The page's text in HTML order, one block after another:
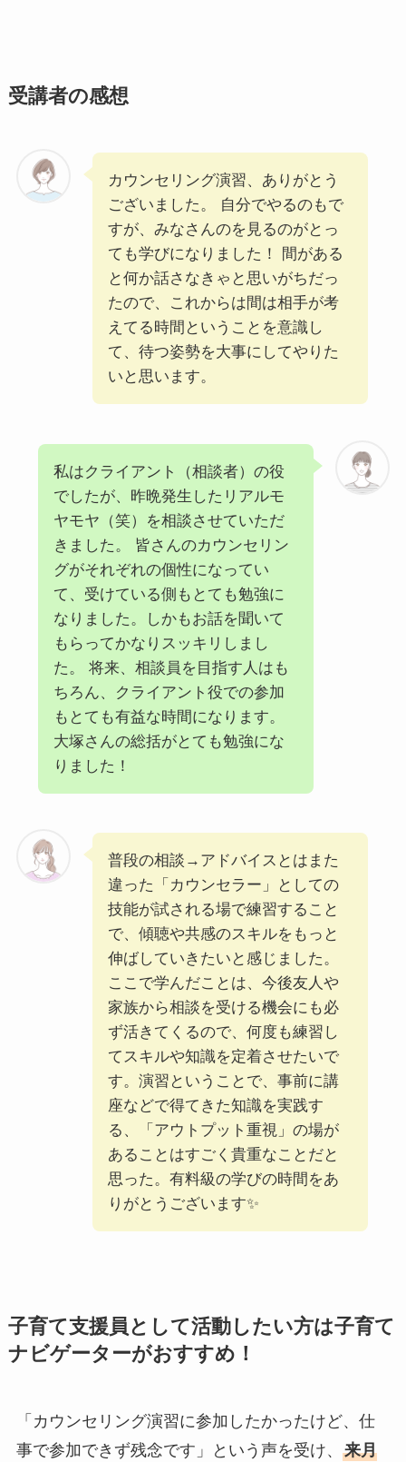
受講者の感想
カウンセリング演習、ありがとう
ございました。 自分でやるのもで
すが、みなさんのを見るのがとっ
ても学びになりました！ 間がある
と何か話さなきゃと思いがちだっ
たので、これからは間は相手が考
えてる時間ということを意識し
て、待つ姿勢を大事にしてやりた
いと思います。
私はクライアント（相談者）の役
でしたが、昨晩発生したリアルモ
ヤモヤ（笑）を相談させていただ
きました。 皆さんのカウンセリン
グがそれぞれの個性になってい
て、受けている側もとても勉強に
なりました。しかもお話を聞いて
もらってかなりスッキリしまし
た。 将来、相談員を目指す人はも
ちろん、クライアント役での参加
もとても有益な時間になります。
大塚さんの総括がとても勉強にな
りました！
普段の相談→アドバイスとはまた
違った「カウンセラー」としての
技能が試される場で練習すること
で、傾聴や共感のスキルをもっと
伸ばしていきたいと感じました。
ここで学んだことは、今後友人や
家族から相談を受ける機会にも必
ず活きてくるので、何度も練習し
てスキルや知識を定着させたいで
す。演習ということで、事前に講
座などで得てきた知識を実践す
る、「アウトプット重視」の場が
あることはすごく貴重なことだと
思った。有料級の学びの時間をあ
りがとうございます✨️
子育て支援員として活動したい方は子育て
ナビゲーターがおすすめ！
「カウンセリング演習に参加したかったけど、仕
事で参加できず残念です」という声を受け、 来月